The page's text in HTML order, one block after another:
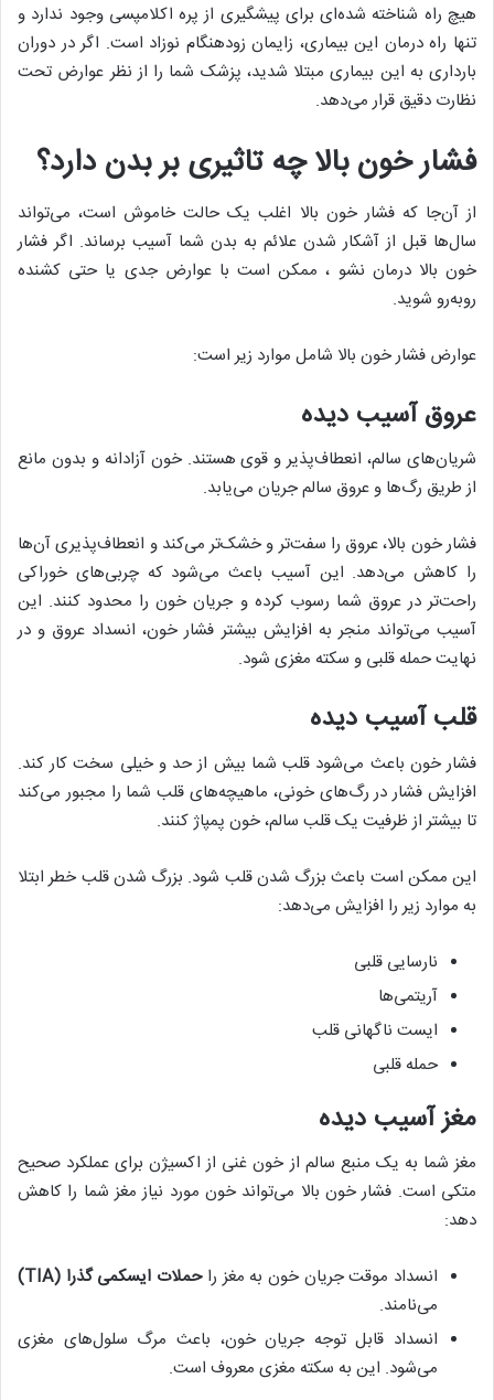
هیچ راه شناخته شده‌ای برای پیشگیری از پره اکلامپسی وجود ندارد و
تنها راه درمان این بیماری، زایمان زودهنگام نوزاد است. اگر در دوران
بارداری به این بیماری مبتلا شدید، پزشک شما را از نظر عوارض تحت
نظارت دقیق قرار می‌دهد.
فشار خون بالا چه تاثیری بر بدن دارد؟
از آن‌جا که فشار خون بالا اغلب یک حالت خاموش است، می‌تواند
سال‌ها قبل از آشکار شدن علائم به بدن شما آسیب برساند. اگر فشار
خون بالا درمان نشو ، ممکن است با عوارض جدی یا حتی کشنده
روبه‌رو شوید.
عوارض فشار خون بالا شامل موارد زیر است:
عروق آسیب دیده
شریان‌های سالم، انعطاف‌پذیر و قوی هستند. خون آزادانه و بدون مانع
از طریق رگ‌ها و عروق سالم جریان می‌یابد.
فشار خون بالا، عروق را سفت‌تر و خشک‌تر می‌کند و انعطاف‌پذیری آن‌ها
را کاهش می‌دهد. این آسیب باعث می‌شود که چربی‌های خوراکی
راحت‌تر در عروق شما رسوب کرده و جریان خون را محدود کنند. این
آسیب می‌تواند منجر به افزایش بیشتر فشار خون، انسداد عروق و در
نهایت حمله قلبی و سکته مغزی شود.
قلب آسیب دیده
فشار خون باعث می‌شود قلب شما بیش از حد و خیلی سخت کار کند.
افزایش فشار در رگ‌های خونی، ماهیچه‌های قلب شما را مجبور می‌کند
تا بیشتر از ظرفیت یک قلب سالم، خون پمپاژ کنند.
این ممکن است باعث بزرگ شدن قلب شود. بزرگ شدن قلب خطر ابتلا
به موارد زیر را افزایش می‌دهد:
نارسایی قلبی
آریتمی‌ها
ایست ناگهانی قلب
حمله قلبی
مغز آسیب دیده
مغز شما به یک منبع سالم از خون غنی از اکسیژن برای عملکرد صحیح
متکی است. فشار خون بالا می‌تواند خون مورد نیاز مغز شما را کاهش
دهد:
انسداد موقت جریان خون به مغز راحملات ایسکمی گذرا (TIA)
می‌نامند.
انسداد قابل توجه جریان خون، باعث مرگ سلول‌های مغزی
می‌شود. این به سکته مغزی معروف است.